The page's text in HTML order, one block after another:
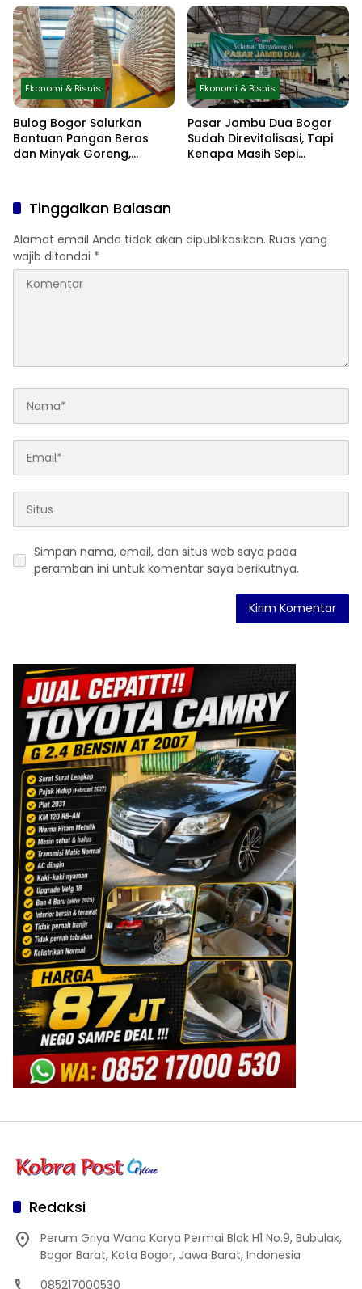
Juni 2026
Ekonomi & Bisnis
Bulog Bogor Salurkan
Bantuan Pangan Beras
dan Minyak Goreng,
Ekonomi & Bisnis
Pasar Jambu Dua Bogor
Sudah Direvitalisasi, Tapi
Kenapa Masih Sepi
Tinggalkan Balasan
Alamat email Anda tidak akan dipublikasikan. Ruas yang
wajib ditandai *
Simpan nama, email, dan situs web saya pada
peramban ini untuk komentar saya berikutnya.
Redaksi
Perum Griya Wana Karya Permai Blok H1 No.9, Bubulak,
Bogor Barat, Kota Bogor, Jawa Barat, Indonesia
085217000530